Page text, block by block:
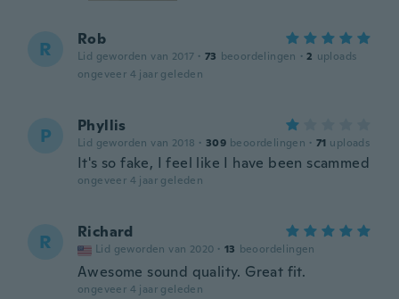
R Rob
Lid geworden van 2017 · 73 beoordelingen · 2 uploads
ongeveer 4 jaar geleden
P Phyllis
Lid geworden van 2018 · 309 beoordelingen · 71 uploads
It's so fake, I feel like I have been scammed
ongeveer 4 jaar geleden
R Richard
Lid geworden van 2020 · 13 beoordelingen
Awesome sound quality. Great fit.
ongeveer 4 jaar geleden